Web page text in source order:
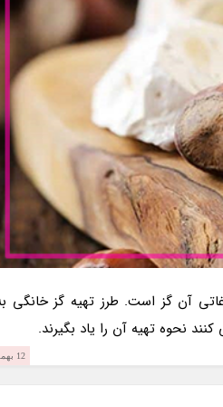
آن گز است. طرز تهیه گز خانگی
نحوه تهیه آن را یاد بگیرند.
12 بهمن 1403